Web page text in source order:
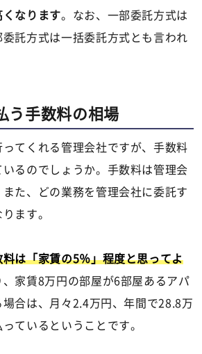
なります。なお、一部委託方式は
託方式は一括委託方式とも言われ
う手数料の相場
てくれる管理会社ですが、手数料
るのでしょうか。手数料は管理会
た、どの業務を管理会社に委託す
ます。
料は「家賃の5％」程度と思ってよ
、家賃8万円の部屋が6部屋あるアパ
合は、月々2.4万円、年間で28.8万
ているということです。